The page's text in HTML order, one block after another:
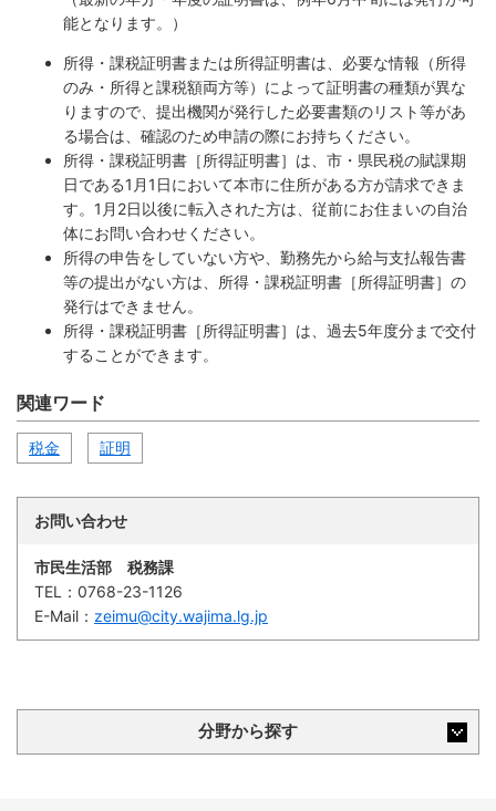
能となります。）
所得・課税証明書または所得証明書は、必要な情報（所得
のみ・所得と課税額両方等）によって証明書の種類が異な
りますので、提出機関が発行した必要書類のリスト等があ
る場合は、確認のため申請の際にお持ちください。
所得・課税証明書［所得証明書］は、市・県民税の賦課期
日である1月1日において本市に住所がある方が請求できま
す。1月2日以後に転入された方は、従前にお住まいの自治
体にお問い合わせください。
所得の申告をしていない方や、勤務先から給与支払報告書
等の提出がない方は、所得・課税証明書［所得証明書］の
発行はできません。
所得・課税証明書［所得証明書］は、過去5年度分まで交付
することができます。
関連ワード
税金 証明
お問い合わせ
市民生活部 税務課
TEL： 0768-23-1126
E-Mail： zeimu@city.wajima.lg.jp
分野から探す